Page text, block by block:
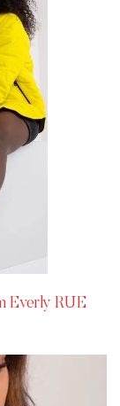
Everly RUE